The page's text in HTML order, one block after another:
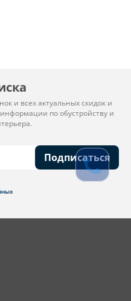
и всех актуальных скидок и
по обустройству и
Подписаться